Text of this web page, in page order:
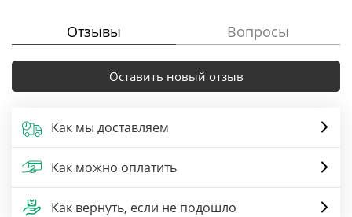
Отзывы Вопросы
Оставить новый отзыв
Как мы доставляем
Как можно оплатить
Как вернуть, если не подошло